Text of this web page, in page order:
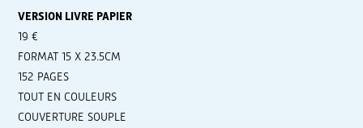
VERSION LIVRE PAPIER
19 €
FORMAT 15 X 23.5CM
152 PAGES
TOUT EN COULEURS
COUVERTURE SOUPLE